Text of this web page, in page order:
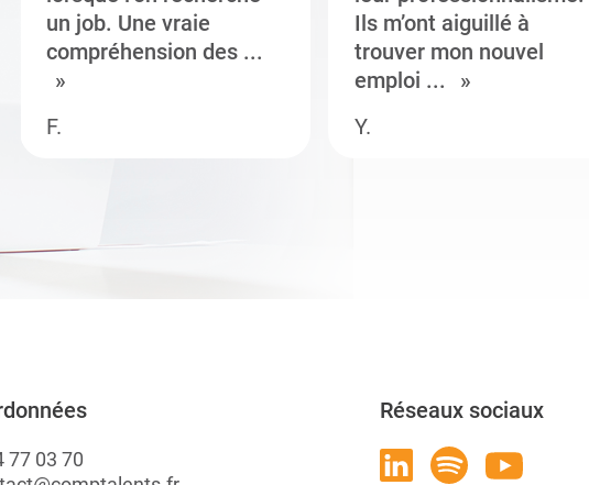
un job. Une vraie
compréhension des ...
F.
Ils m’ont aiguillé à
trouver mon nouvel
emploi ...
Y.
77 03 70
Réseaux sociaux